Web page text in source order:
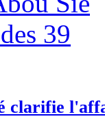
clarifie